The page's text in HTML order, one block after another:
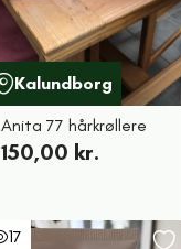
Kalundborg
Anita 77 hårkrøllere
150,00 kr.
17